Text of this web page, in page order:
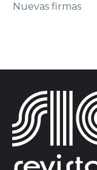
Nuevas firmas